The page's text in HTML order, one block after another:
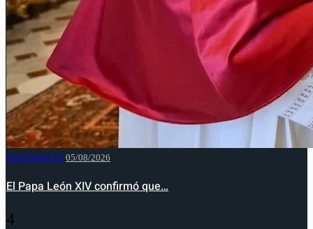
NACIONALES 05/08/2026
El Papa León XIV confirmó que…
4